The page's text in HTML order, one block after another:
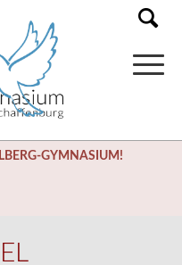
GYMNASIUM!